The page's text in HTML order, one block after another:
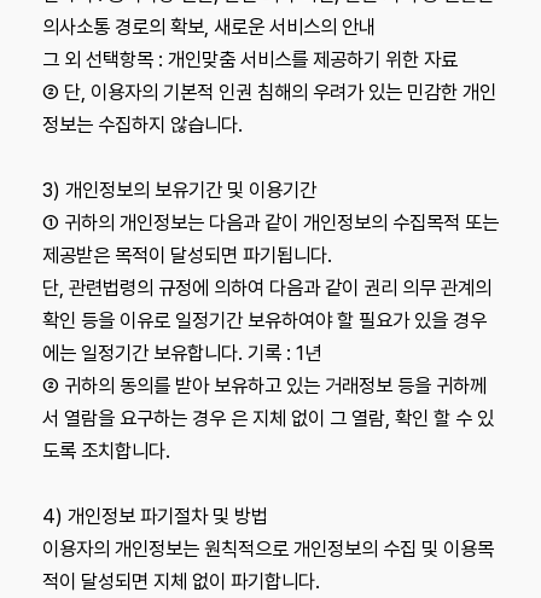
의사소통 경로의 확보, 새로운 서비스의 안내
그 외 선택항목 : 개인맞춤 서비스를 제공하기 위한 자료
② 단, 이용자의 기본적 인권 침해의 우려가 있는 민감한 개인
정보는 수집하지 않습니다.
3) 개인정보의 보유기간 및 이용기간
① 귀하의 개인정보는 다음과 같이 개인정보의 수집목적 또는
제공받은 목적이 달성되면 파기됩니다.
단, 관련법령의 규정에 의하여 다음과 같이 권리 의무 관계의
확인 등을 이유로 일정기간 보유하여야 할 필요가 있을 경우
에는 일정기간 보유합니다. 기록 : 1년
② 귀하의 동의를 받아 보유하고 있는 거래정보 등을 귀하께
서 열람을 요구하는 경우 은 지체 없이 그 열람, 확인 할 수 있
도록 조치합니다.
4) 개인정보 파기절차 및 방법
이용자의 개인정보는 원칙적으로 개인정보의 수집 및 이용목
적이 달성되면 지체 없이 파기합니다.